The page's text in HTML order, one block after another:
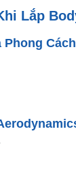
Lắp
Phong Cách